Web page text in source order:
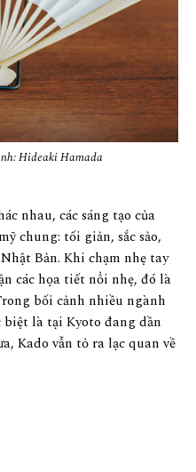
Hideaki Hamada
nhau, các sáng tạo của
chung: tối giản, sắc sảo,
Bản. Khi chạm nhẹ tay
các họa tiết nổi nhẹ, đó là
bối cảnh nhiều ngành
là tại Kyoto đang dần
Kado vẫn tỏ ra lạc quan về